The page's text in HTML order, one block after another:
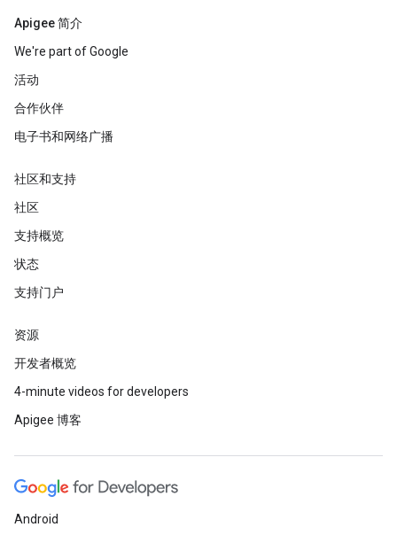
Apigee 简介
We're part of Google
活动
合作伙伴
电子书和网络广播
社区和支持
社区
支持概览
状态
支持门户
资源
开发者概览
4-minute videos for developers
Apigee 博客
Android